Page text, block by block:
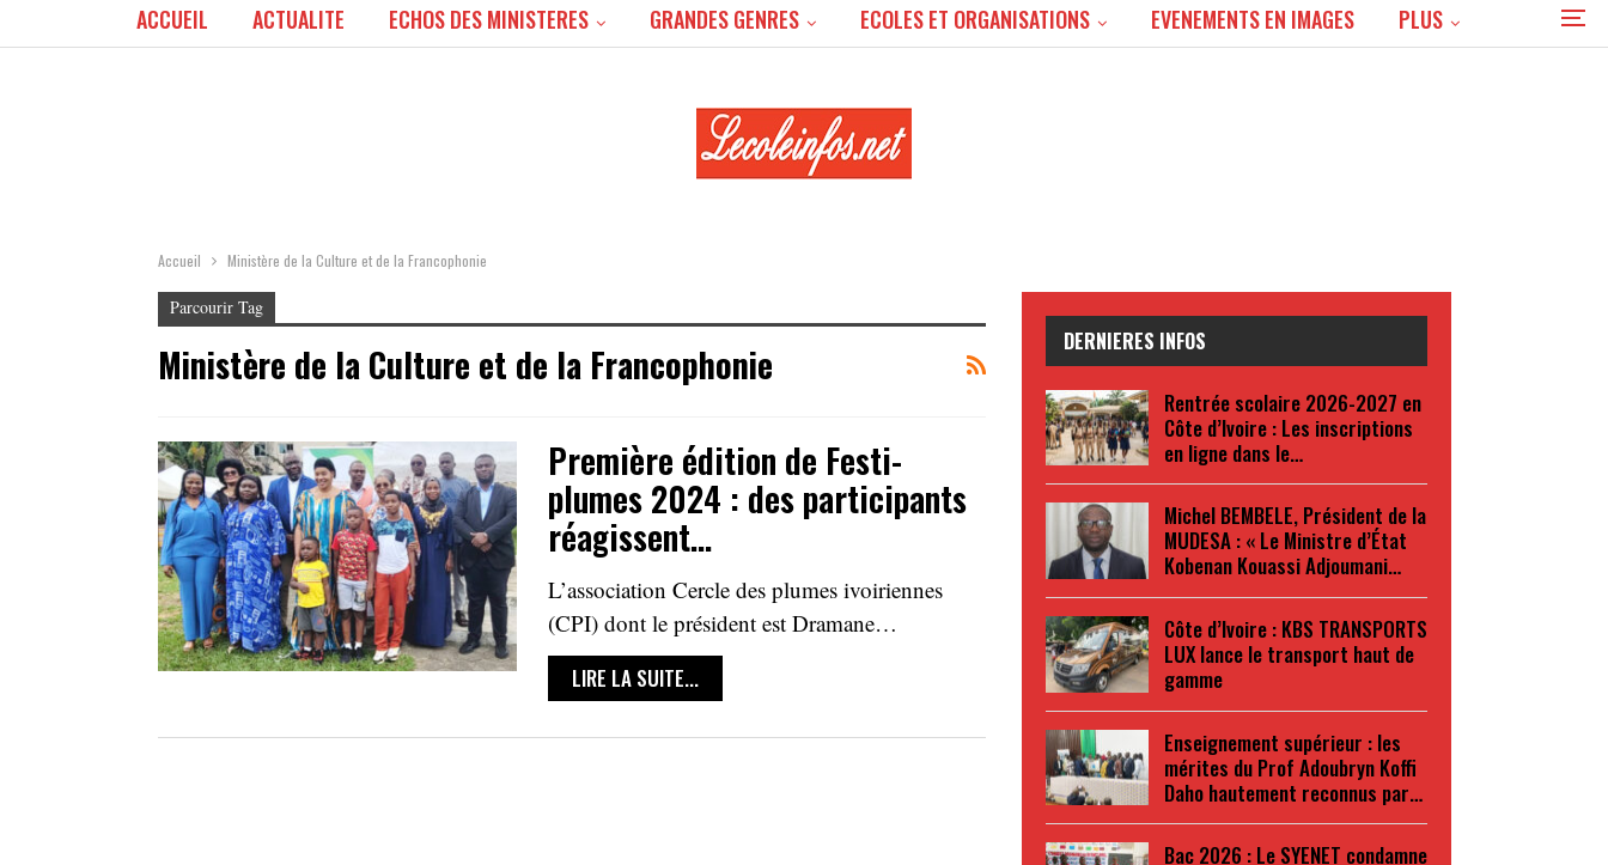
ACCUEIL ACTUALITE ECHOS DES MINISTERES GRANDES GENRES ECOLES ET ORGANISATIONS EVENEMENTS EN IMAGES PLUS
Accueil Ministère de la Culture et de la Francophonie
Parcourir Tag
Ministère de la Culture et de la Francophonie
Première édition de Festi-
plumes 2024 : des participants
réagissent…
L’association Cercle des plumes ivoiriennes
(CPI) dont le président est Dramane…
LIRE LA SUITE...
DERNIERES INFOS
Rentrée scolaire 2026-2027 en
Côte d’Ivoire : Les inscriptions
en ligne dans le…
Michel BEMBELE, Président de la
MUDESA : « Le Ministre d’État
Kobenan Kouassi Adjoumani…
Côte d’Ivoire : KBS TRANSPORTS
LUX lance le transport haut de
gamme
Enseignement supérieur : les
mérites du Prof Adoubryn Koffi
Daho hautement reconnus par…
Bac 2026 : Le SYENET condamne